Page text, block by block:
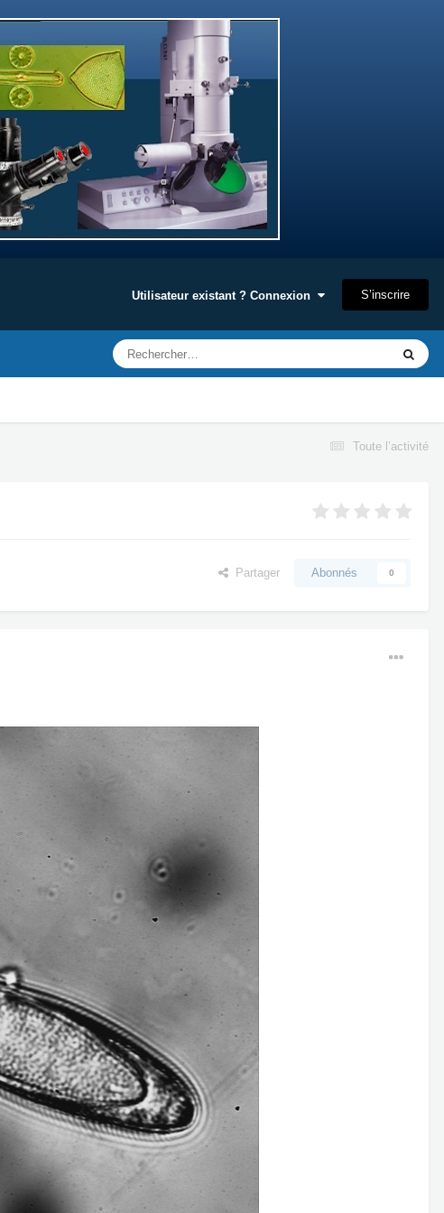
Utilisateur existant ? Connexion S’inscrire
Toute l’activité
Partager Abonnés 0